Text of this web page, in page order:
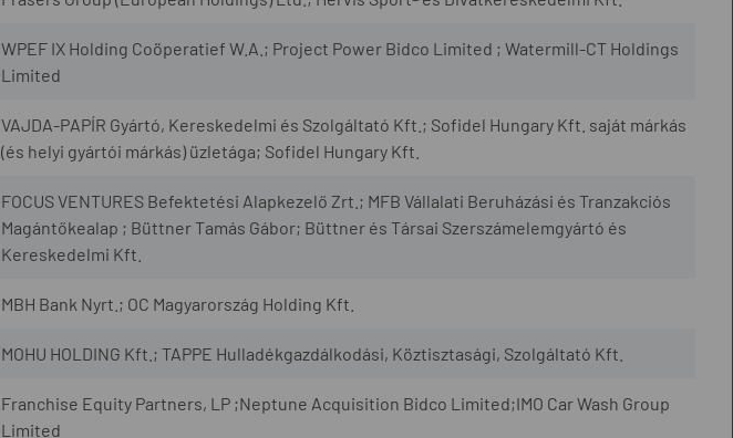
WPEF IX Holding Coöperatief W.A.; Project Power Bidco Limited ; Watermill-CT Holdings
Limited
VAJDA-PAPÍR Gyártó, Kereskedelmi és Szolgáltató Kft.; Sofidel Hungary Kft. saját márkás
(és helyi gyártói márkás) üzletága; Sofidel Hungary Kft.
FOCUS VENTURES Befektetési Alapkezelő Zrt.; MFB Vállalati Beruházási és Tranzakciós
Magántőkealap ; Büttner Tamás Gábor; Büttner és Társai Szerszámelemgyártó és
Kereskedelmi Kft.
MBH Bank Nyrt.; OC Magyarország Holding Kft.
MOHU HOLDING Kft.; TAPPE Hulladékgazdálkodási, Köztisztasági, Szolgáltató Kft.
Franchise Equity Partners, LP ;Neptune Acquisition Bidco Limited;IMO Car Wash Group
Limited